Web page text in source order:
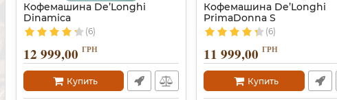
Кофемашина De’Longhi
Dinamica
(6)
12 999,00 ГРН
Купить
Кофемашина De’Longhi
PrimaDonna S
(6)
11 999,00 ГРН
Купить